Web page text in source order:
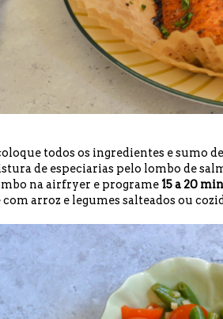
todos os ingredientes e sumo
de especiarias pelo lombo de
na airfryer e programe 15 a 20
arroz e legumes salteados ou